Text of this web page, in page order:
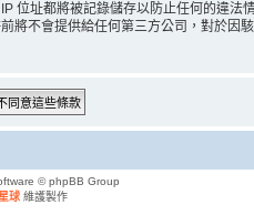
址都將被記錄儲存以防止任何的違
不會提供給任何第三方公司，對於因
© phpBB Group
球 維護製作